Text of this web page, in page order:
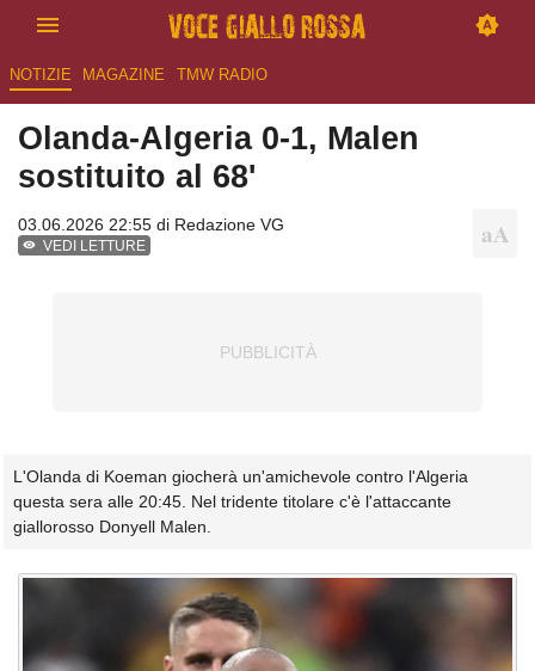
NOTIZIE MAGAZINE TMW RADIO
Olanda-Algeria 0-1, Malen
sostituito al 68'
03.06.2026 22:55 di Redazione VG
VEDI LETTURE
L'Olanda di Koeman giocherà un'amichevole contro l'Algeria
questa sera alle 20:45. Nel tridente titolare c'è l'attaccante
giallorosso Donyell Malen.